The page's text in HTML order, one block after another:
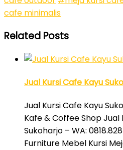
cafe minimalis
Related Posts
Jual Kursi Cafe Kayu
Jual Kursi Cafe Kayu
Kafe & Coffee Shop Jual
Sukoharjo – WA:
Furniture Mebel Kursi